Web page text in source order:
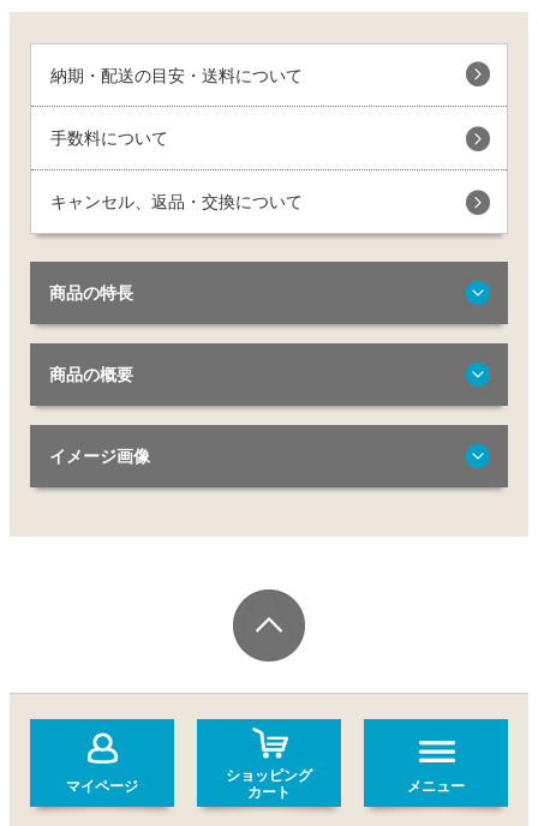
納期・配送の目安・送料について
手数料について
キャンセル、返品・交換について
商品の特長
商品の概要
イメージ画像
マイページ
ショッピング
カート
メニュー